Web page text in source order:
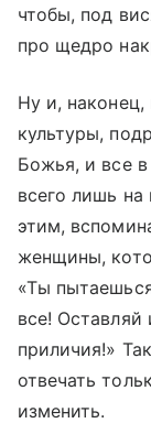
чтобы, под
про щедро
Ну и,
культуры,
Божья, и все
всего лишь на
этим,
женщины,
«Ты
все! Оставляй
приличия!»
отвечать
изменить.